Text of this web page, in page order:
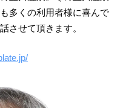
多くの利用者様に喜んで
させて頂きます。